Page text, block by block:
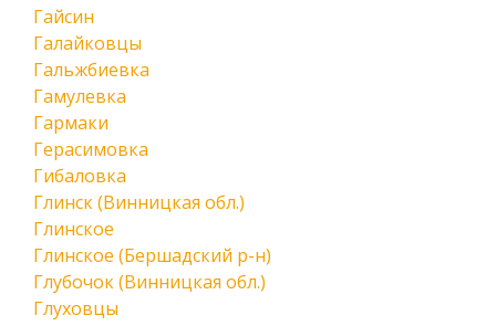
Гайсин
Галайковцы
Гальжбиевка
Гамулевка
Гармаки
Герасимовка
Гибаловка
Глинск (Винницкая обл.)
Глинское
Глинское (Бершадский р-н)
Глубочок (Винницкая обл.)
Глуховцы